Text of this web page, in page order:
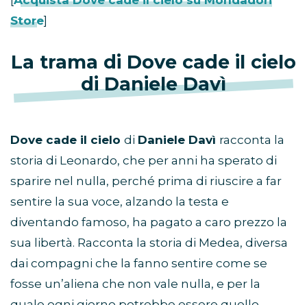
Store]
La trama di Dove cade il cielo
di Daniele Davì
Dove cade il cielo di Daniele Davì racconta la
storia di Leonardo, che per anni ha sperato di
sparire nel nulla, perché prima di riuscire a far
sentire la sua voce, alzando la testa e
diventando famoso, ha pagato a caro prezzo la
sua libertà. Racconta la storia di Medea, diversa
dai compagni che la fanno sentire come se
fosse un’aliena che non vale nulla, e per la